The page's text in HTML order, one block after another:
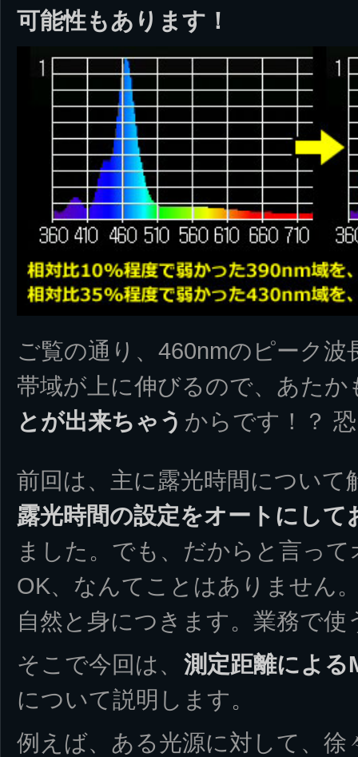
可能性もあります！
ご覧の通り、460nmのピーク
帯域が上に伸びるので、あたか
とが出来ちゃう からです！？
前回は、主に露光時間について
露光時間の設定をオートにして
ました。でも、だからと言っ
OK、なんてことはありません
自然と身につきます。業務で使
そこで今回は、 測定距離による
について説明します。
例えば、ある光源に対して、徐